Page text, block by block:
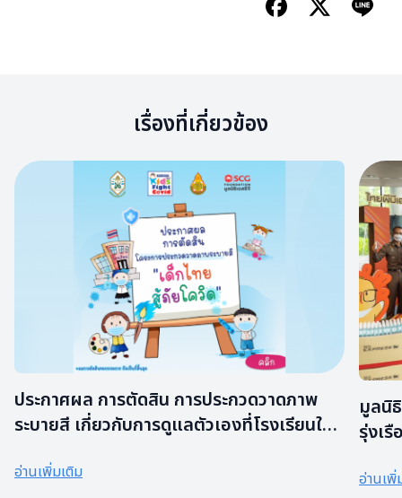
เรื่องที่เกี่ยวข้อง
ประกาศผล​ การตัดสิน การประกวดวาดภาพ
ระบายสี เกี่ยวกับการดูแลตัวเองที่โรงเรียนให้
อ่านเพิ่มเติม
มูลนิ
รุ่งเรือ
ให้ค
อ่านเพิ่